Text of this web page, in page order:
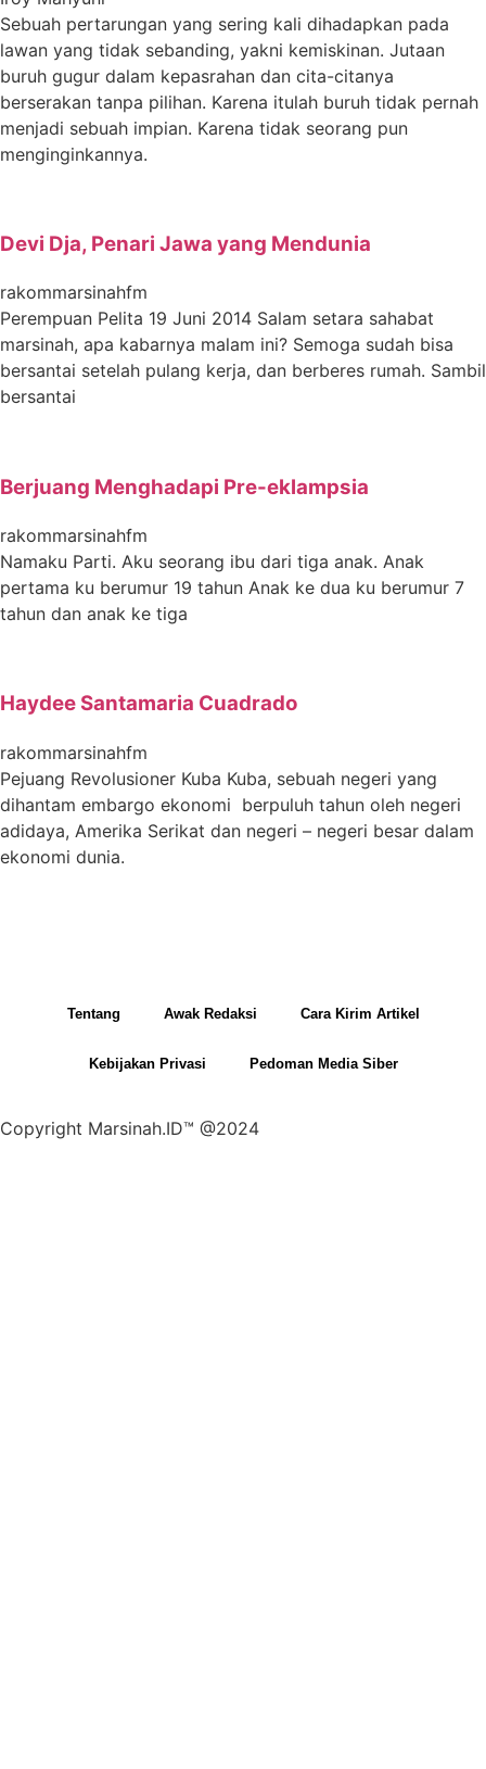
Sebuah pertarungan yang sering kali dihadapkan pada
lawan yang tidak sebanding, yakni kemiskinan. Jutaan
buruh gugur dalam kepasrahan dan cita-citanya
berserakan tanpa pilihan. Karena itulah buruh tidak pernah
menjadi sebuah impian. Karena tidak seorang pun
menginginkannya.
Devi Dja, Penari Jawa yang Mendunia
rakommarsinahfm
Perempuan Pelita 19 Juni 2014 Salam setara sahabat
marsinah, apa kabarnya malam ini? Semoga sudah bisa
bersantai setelah pulang kerja, dan berberes rumah. Sambil
bersantai
Berjuang Menghadapi Pre-eklampsia
rakommarsinahfm
Namaku Parti. Aku seorang ibu dari tiga anak. Anak
pertama ku berumur 19 tahun Anak ke dua ku berumur 7
tahun dan anak ke tiga
Haydee Santamaria Cuadrado
rakommarsinahfm
Pejuang Revolusioner Kuba Kuba, sebuah negeri yang
dihantam embargo ekonomi berpuluh tahun oleh negeri
adidaya, Amerika Serikat dan negeri – negeri besar dalam
ekonomi dunia.
Tentang Awak Redaksi Cara Kirim Artikel
Kebijakan Privasi Pedoman Media Siber
Copyright Marsinah.ID™ @2024